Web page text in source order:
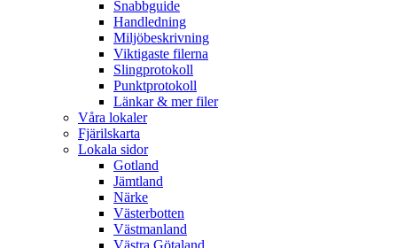
Snabbguide
Handledning
Miljöbeskrivning
Viktigaste filerna
Slingprotokoll
Punktprotokoll
Länkar & mer filer
Våra lokaler
Fjärilskarta
Lokala sidor
Gotland
Jämtland
Närke
Västerbotten
Västmanland
Västra Götaland